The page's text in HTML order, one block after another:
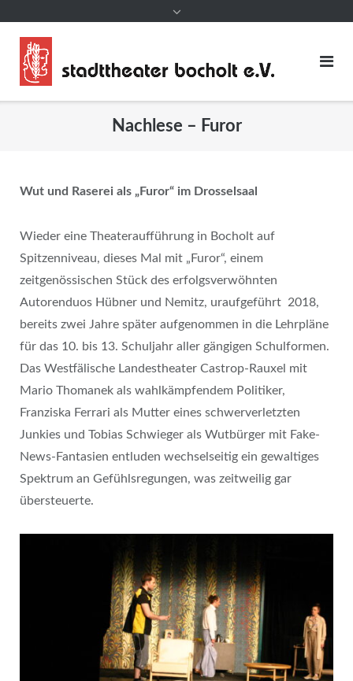
Nachlese – Furor
Wut und Raserei als „Furor“ im Drosselsaal
Wieder eine Theateraufführung in Bocholt auf
Spitzenniveau, dieses Mal mit „Furor“, einem
zeitgenössischen Stück des erfolgsverwöhnten
Autorenduos Hübner und Nemitz, uraufgeführt 2018,
bereits zwei Jahre später aufgenommen in die Lehrpläne
für das 10. bis 13. Schuljahr aller gängigen Schulformen.
Das Westfälische Landestheater Castrop-Rauxel mit
Mario Thomanek als wahlkämpfendem Politiker,
Franziska Ferrari als Mutter eines schwerverletzten
Junkies und Tobias Schwieger als Wutbürger mit Fake-
News-Fantasien entluden wechselseitig ein gewaltiges
Spektrum an Gefühlsregungen, was zeitweilig gar
übersteuerte.